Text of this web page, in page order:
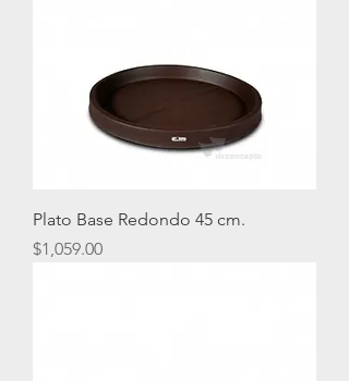
Plato Base Redondo 45 cm.
Precio
$1,059.00